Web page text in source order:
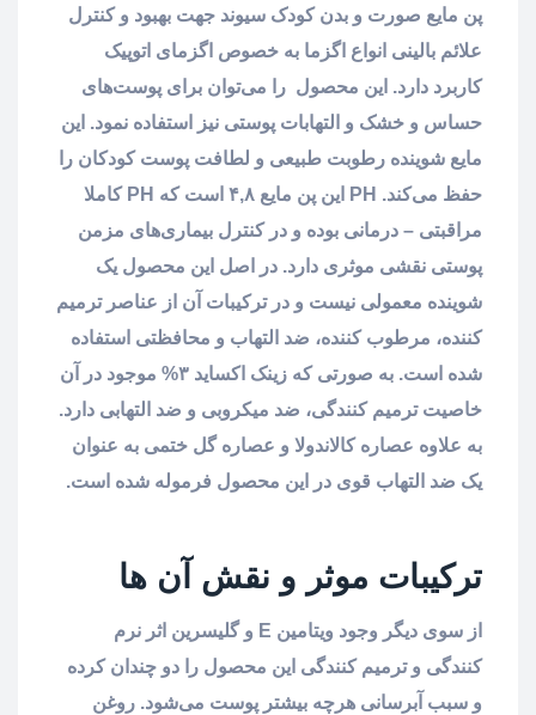
پن مایع صورت و بدن کودک سیوند جهت بهبود و کنترل
علائم بالینی انواع اگزما به خصوص اگزمای اتوپیک
کاربرد دارد. این محصول را می‌توان برای پوست‌های
حساس و خشک و التهابات پوستی نیز استفاده نمود. این
مایع شوینده رطوبت طبیعی و لطافت پوست کودکان را
حفظ می‌کند. PH این پن مایع ۴,۸ است که PH کاملا
مراقبتی – درمانی بوده و در کنترل بیماری‌های مزمن
پوستی نقشی موثری دارد. در اصل این محصول یک
شوینده معمولی نیست و در ترکیبات آن از عناصر ترمیم
کننده، مرطوب کننده، ضد التهاب و محافظتی استفاده
شده است. به صورتی که زینک اکساید ۳% موجود در آن
خاصیت ترمیم کنندگی، ضد میکروبی و ضد التهابی دارد.
به علاوه عصاره کالاندولا و عصاره گل ختمی به عنوان
یک ضد التهاب قوی در این محصول فرموله شده است.
ترکیبات موثر و نقش آن ها
از سوی دیگر وجود ویتامین E و گلیسرین اثر نرم
کنندگی و ترمیم کنندگی این محصول را دو چندان کرده
و سبب آبرسانی هرچه بیشتر پوست می‌شود. روغن